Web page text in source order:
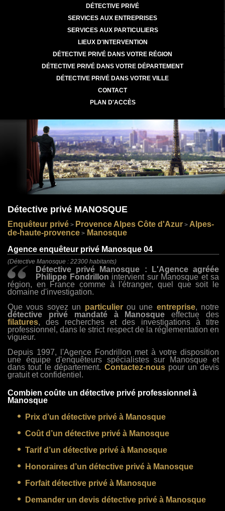
DÉTECTIVE PRIVÉ
SERVICES AUX ENTREPRISES
SERVICES AUX PARTICULIERS
LIEUX D'INTERVENTION
DÉTECTIVE PRIVÉ DANS VOTRE RÉGION
DÉTECTIVE PRIVÉ DANS VOTRE DÉPARTEMENT
DÉTECTIVE PRIVÉ DANS VOTRE VILLE
CONTACT
PLAN D'ACCÈS
Détective privé MANOSQUE
Enquêteur privé > Provence Alpes Côte d'Azur > Alpes-
de-haute-provence > Manosque
Agence enquêteur privé Manosque 04
(Détective Manosque : 22300 habitants)
Détective privé Manosque : L'Agence agréée
Philippe Fondrillon intervient sur Manosque et sa
région, en France comme à l'étranger, quel que soit le
domaine d'investigation.
Que vous soyez un particulierou une entreprise, notre
détective privé mandaté à Manosque effectue des
filatures, des recherches et des investigations à titre
professionnel, dans le strict respect de la réglementation en
vigueur.
Depuis 1997, l'Agence Fondrillon met à votre disposition
une équipe d'enquêteurs spécialistes sur Manosque et
dans tout le département. Contactez-nouspour un devis
gratuit et confidentiel.
Combien coûte un détective privé professionnel à
Manosque
Prix d’un détective privé à Manosque
Coût d’un détective privé à Manosque
Tarif d’un détective privé à Manosque
Honoraires d’un détective privé à Manosque
Forfait détective privé à Manosque
Demander un devis détective privé à Manosque